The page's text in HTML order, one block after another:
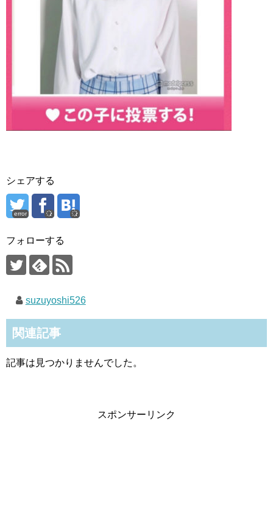
シェアする
error
フォローする
suzuyoshi526
関連記事
記事は見つかりませんでした。
スポンサーリンク